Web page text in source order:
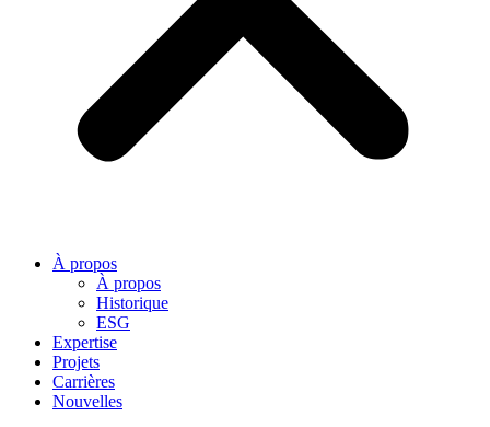
À propos
À propos
Historique
ESG
Expertise
Projets
Carrières
Nouvelles